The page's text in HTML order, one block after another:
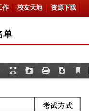
作 校友天地 资源下载
单